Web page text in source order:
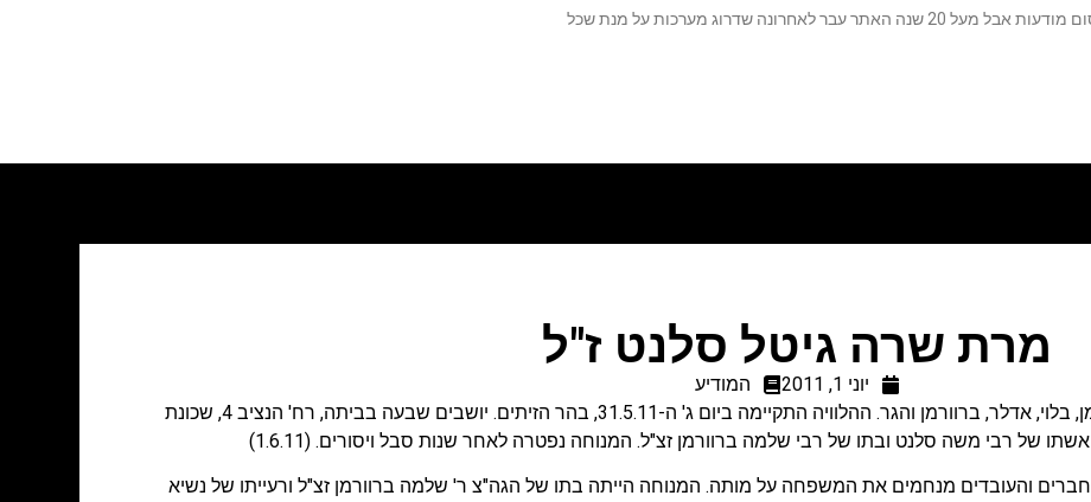
שדרוג מערכות על מנת שכל
מרת שרה גיטל סלנט ז"ל
יוני 1, 2011
המודיע
המשפחות האבלות: סלנט, ברנד, דרוק, פריימן, בלוי, אדלר, ברוורמן והגר. ההלוויה התקיימה ביום ג' ה-31.5.11, בהר הזיתים. יושבים שבעה בביתה, רח' הנציב 4, שכונת
של רבי משה סלנט ובתו של רבי שלמה ברוורמן זצ"ל. המנוחה נפטרה לאחר שנות סבל ויסורים. (1.6.11)
והעובדים מנחמים את המשפחה על מותה. המנוחה הייתה בתו של הגה"צ ר' שלמה ברוורמן זצ"ל ורעייתו של נשיא